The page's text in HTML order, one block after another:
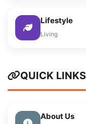
Lifestyle
Living
QUICK LINKS
About Us